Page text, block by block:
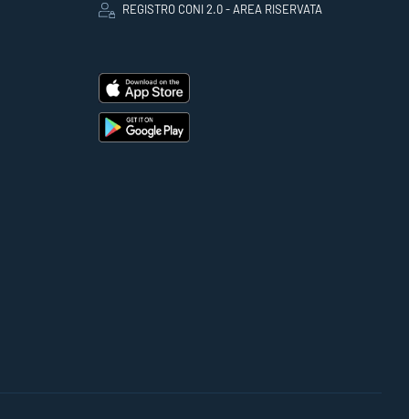
REGISTRO CONI 2.0 - AREA RISERVATA